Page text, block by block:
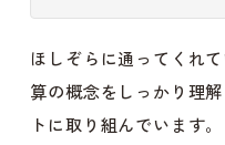
ほしぞらに通ってくれ
算の概念をしっかり理
トに取り組んでいます。